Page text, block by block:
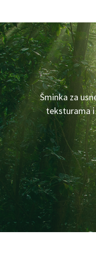
Šminka za
teksturama